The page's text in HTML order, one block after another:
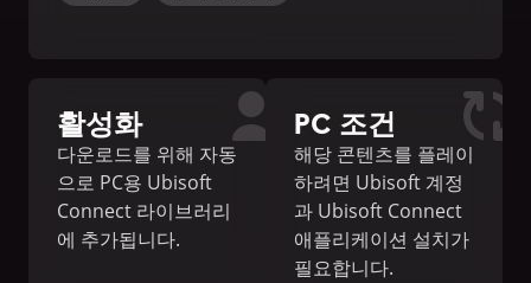
활성화
다운로드를 위해 자동
으로 PC용 Ubisoft
Connect 라이브러리
에 추가됩니다.
PC 조건
해당 콘텐츠를 플레이
하려면 Ubisoft 계정
과 Ubisoft Connect
애플리케이션 설치가
필요합니다.